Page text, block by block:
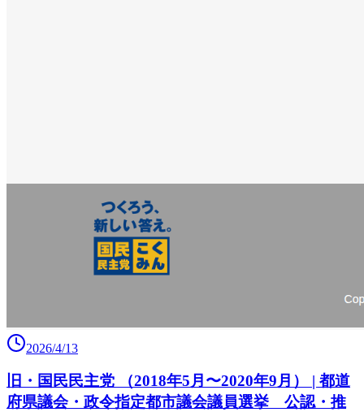
2026/4/13
旧・国民民主党 （2018年5月〜2020年9月） | 都道
府県議会・政令指定都市議会議員選挙 公認・推